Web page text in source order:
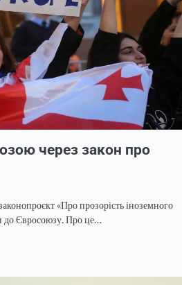
через закон про
«Про прозорість іноземного
до Євросоюзу. Про це…